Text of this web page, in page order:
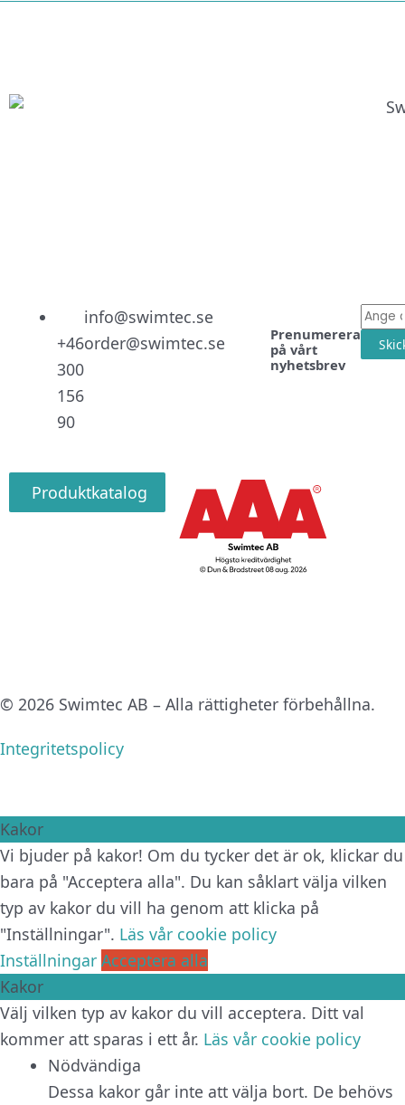
+46
300
156
90
info@swimtec.se
order@swimtec.se
Prenumerera
på vårt
nyhetsbrev
E-
post
Produktkatalog
© 2026 Swimtec AB – Alla rättigheter förbehållna.
Integritetspolicy
Kakor
Vi bjuder på kakor! Om du tycker det är ok, klickar du
bara på "Acceptera alla". Du kan såklart välja vilken
typ av kakor du vill ha genom att klicka på
"Inställningar". Läs vår cookie policy
Inställningar Acceptera alla
Kakor
Välj vilken typ av kakor du vill acceptera. Ditt val
kommer att sparas i ett år. Läs vår cookie policy
Nödvändiga
Dessa kakor går inte att välja bort. De behövs